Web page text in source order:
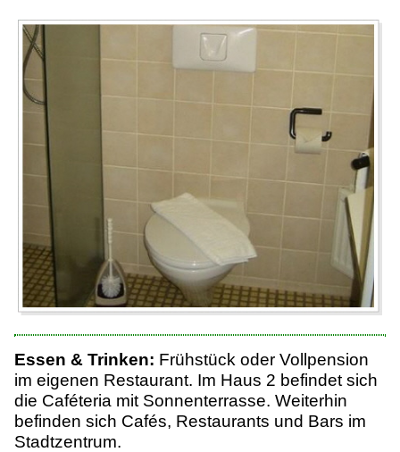
Essen & Trinken: Frühstück oder Vollpension
im eigenen Restaurant. Im Haus 2 befindet sich
die Caféteria mit Sonnenterrasse. Weiterhin
befinden sich Cafés, Restaurants und Bars im
Stadtzentrum.